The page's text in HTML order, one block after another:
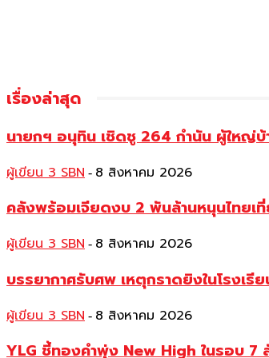
เรื่องล่าสุด
นายกฯ อนุทิน เชิดชู 264 กำนัน ผู้ใหญ่บ้
ผู้เขียน 3 SBN - 8 สิงหาคม 2026
คลังพร้อมเจียดงบ 2 พันล้านหนุนไทยเที่
ผู้เขียน 3 SBN - 8 สิงหาคม 2026
บรรยากาศรับศพ เหตุกราดยิงในโรงเรี
ผู้เขียน 3 SBN - 8 สิงหาคม 2026
YLG ชี้ทองคำพุ่ง New High ในรอบ 7